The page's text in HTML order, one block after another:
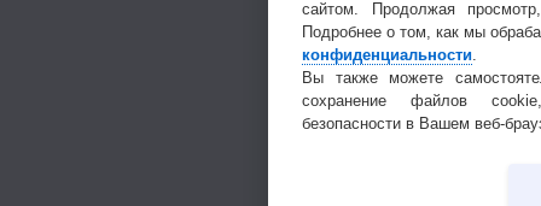
сайтом. Продолжая
Подробнее о том, как мы
конфиденциальности.
Вы также можете
сохранение файлов
безопасности в Вашем веб-